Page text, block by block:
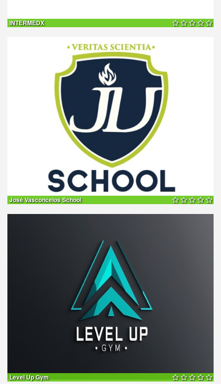
INTERMEDX
20 %
José Vasconcelos School
25 %
Level Up Gym